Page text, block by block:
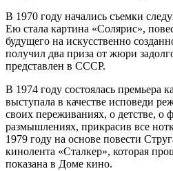
В 1970 году начались съемки
Ею стала картина «Солярис»,
будущего на искусственно
получил два приза от жюри
представлен в СССР.
В 1974 году состоялась премьера
выступала в качестве исповеди
своих переживаниях, о детстве, о
размышлениях, прикрасив все
1979 году на основе повести
кинолента «Сталкер», которая
показана в Доме кино.